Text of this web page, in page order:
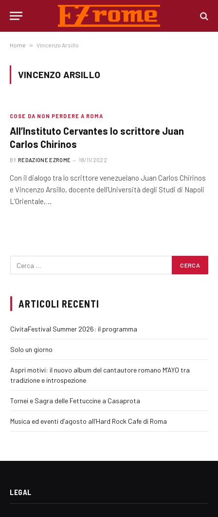
Home » Vincenzo Arsillo
VINCENZO ARSILLO
COSE DA NON PERDERE A ROMA
All’Instituto Cervantes lo scrittore Juan
Carlos Chirinos
BY REDAZIONE EZROME 18/11/2022
Con il dialogo tra lo scrittore venezuelano Juan Carlos Chirinos
e Vincenzo Arsillo, docente dell’Università degli Studi di Napoli
L’Orientale,…
ARTICOLI RECENTI
CivitaFestival Summer 2026: il programma
Solo un giorno
Aspri motivi: il nuovo album del cantautore romano M’AYO tra
tradizione e introspezione
Tornei e Sagra delle Fettuccine a Casaprota
Musica ed eventi d’agosto all’Hard Rock Cafe di Roma
LEGAL